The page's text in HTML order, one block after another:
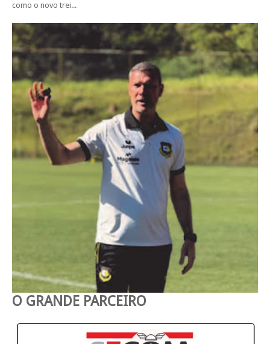
como o novo trei...
O GRANDE PARCEIRO